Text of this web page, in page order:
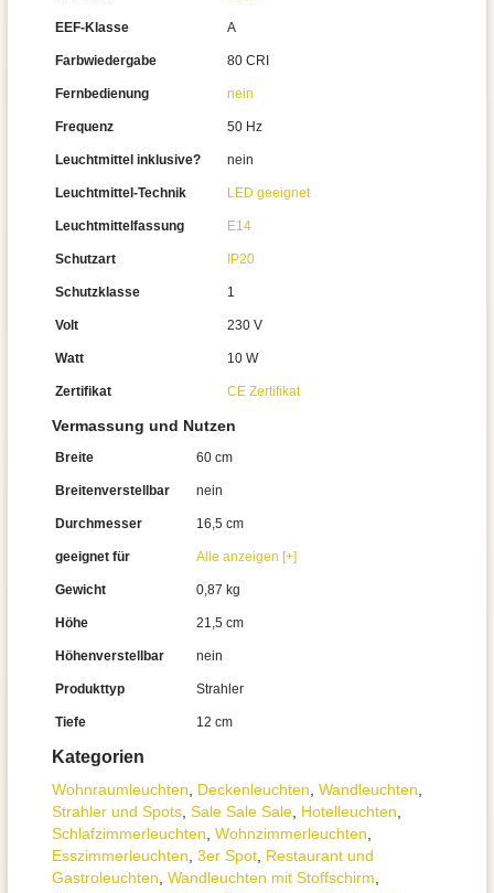
Kategorien
Wohnraum­leuchten Decken­leuchten Wand­leuchten
Strahler und Spots Sale Sale Sale Hotelleuchten
Schlafzimmer­leuchten Wohnzimmer­leuchten
Esszimmer­­leuchten 3er Spot Restaurant und
Gastroleuchten Wandleuchten mit Stoffschirm
EEF-Klasse A
Farbwiedergabe 80 CRI
Fernbedienung nein
Frequenz 50 Hz
Leuchtmittel inklusive? nein
Leuchtmittel-Technik LED geeignet
Leuchtmittelfassung E14
Schutzart IP20
Schutzklasse 1
Volt 230 V
Watt 10 W
Zertifikat CE Zertifikat
Vermassung und Nutzen
Breite 60 cm
Breitenverstellbar nein
Durchmesser 16,5 cm
geeignet für Alle anzeigen [+]
Gewicht 0,87 kg
Höhe 21,5 cm
Höhenverstellbar nein
Produkttyp Strahler
Tiefe 12 cm